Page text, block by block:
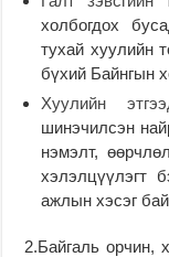
холбогдох
тухай хуулийн
бүхий Байнгын
Хуулийн
шинэчилсэн
нэмэлт,
хэлэлцүүлэгт
ажлын хэсэг
2.Байгаль орчин,